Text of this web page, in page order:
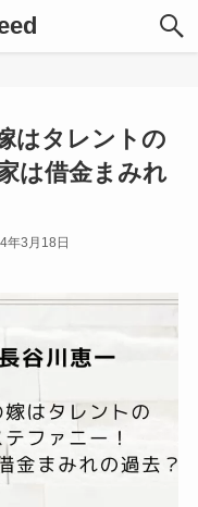
はタレントの
は借金まみれ
年3月18日